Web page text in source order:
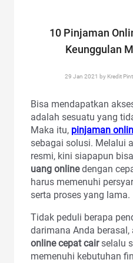
10 Pinjaman
Keunggulan
29 Jan 2021 by Kredit
Bisa mendapatkan
adalah sesuatu yang
Maka itu, pinjaman
sebagai solusi. Melalui
resmi, kini siapapun
uang onlinedengan
harus memenuhi
serta proses yang lama.
Tidak peduli berapa
darimana Anda berasal,
online cepat cairselalu
memenuhi kebutuhan